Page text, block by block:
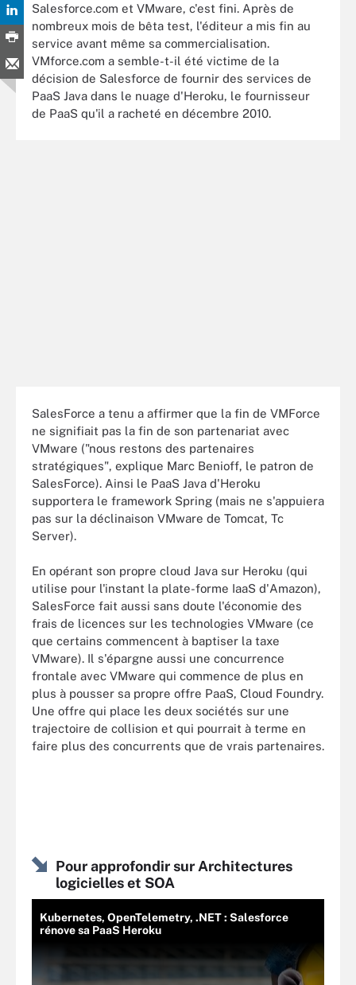
Salesforce.com et VMware, c'est fini. Après de
nombreux mois de bêta test, l'éditeur a mis fin au
service avant même sa commercialisation.
VMforce.com a semble-t-il été victime de la
décision de Salesforce de fournir des services de
PaaS Java dans le nuage d'Heroku, le fournisseur
de PaaS qu'il a racheté en décembre 2010.
SalesForce a tenu a affirmer que la fin de VMForce
ne signifiait pas la fin de son partenariat avec
VMware ("nous restons des partenaires
stratégiques", explique Marc Benioff, le patron de
SalesForce). Ainsi le PaaS Java d'Heroku
supportera le framework Spring (mais ne s'appuiera
pas sur la déclinaison VMware de Tomcat, Tc
Server).
En opérant son propre cloud Java sur Heroku (qui
utilise pour l'instant la plate-forme IaaS d'Amazon),
SalesForce fait aussi sans doute l'économie des
frais de licences sur les technologies VMware (ce
que certains commencent à baptiser la taxe
VMware). Il s'épargne aussi une concurrence
frontale avec VMware qui commence de plus en
plus à pousser sa propre offre PaaS, Cloud Foundry.
Une offre qui place les deux sociétés sur une
trajectoire de collision et qui pourrait à terme en
faire plus des concurrents que de vrais partenaires.
Pour approfondir sur Architectures
logicielles et SOA
Kubernetes, OpenTelemetry, .NET : Salesforce
rénove sa PaaS Heroku